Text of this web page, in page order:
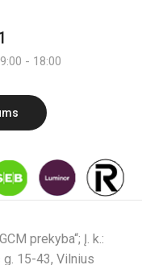
- 18:00
prekyba“; Į. k.:
15-43, Vilnius